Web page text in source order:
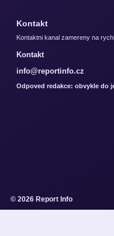
Kontakt
Kontaktni kanal zamereny na
Kontakt
info@reportinfo.cz
Odpoved redakce: obvykle do
© 2026 Report Info